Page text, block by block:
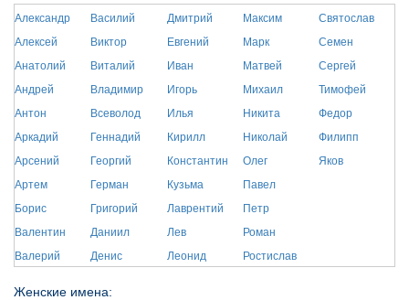
Александр
Алексей
Анатолий
Андрей
Антон
Аркадий
Арсений
Артем
Борис
Валентин
Валерий
Василий
Виктор
Виталий
Владимир
Всеволод
Геннадий
Георгий
Герман
Григорий
Даниил
Денис
Дмитрий
Евгений
Иван
Игорь
Илья
Кирилл
Константин
Кузьма
Лаврентий
Лев
Леонид
Максим
Марк
Матвей
Михаил
Никита
Николай
Олег
Павел
Петр
Роман
Ростислав
Святослав
Семен
Сергей
Тимофей
Федор
Филипп
Яков
Женские имена: